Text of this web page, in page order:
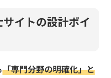
イトの設計ポイ
「専門分野の明確化」と